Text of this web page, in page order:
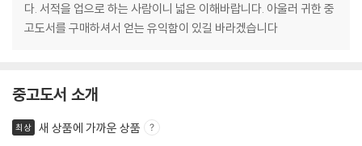
다. 서적을 업으로 하는 사람이니 넓은 이해바랍니다. 아울러 귀한 중
고도서를 구매하셔서 얻는 유익함이 있길 바라겠습니다
중고도서 소개
최상 새 상품에 가까운 상품